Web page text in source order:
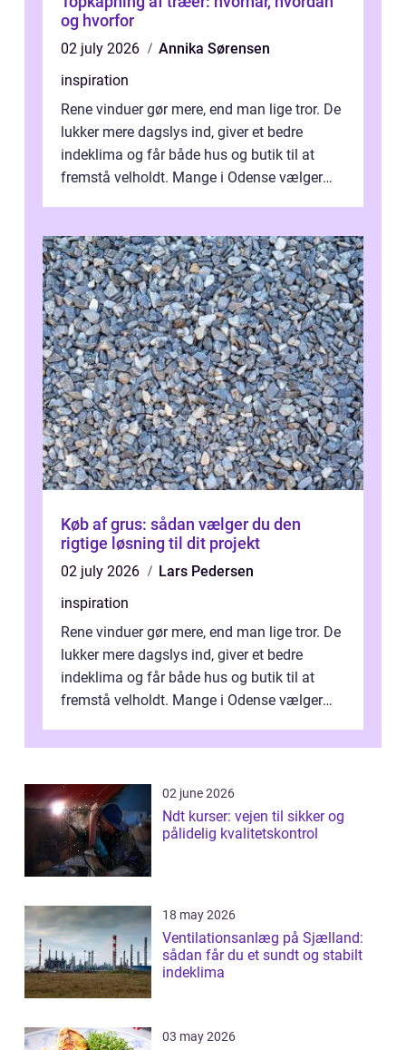
og hvorfor
02 july 2026
Annika Sørensen
inspiration
Rene vinduer gør mere, end man lige tror. De
lukker mere dagslys ind, giver et bedre
indeklima og får både hus og butik til at
fremstå velholdt. Mange i Odense vælger
Køb af grus: sådan vælger du den
rigtige løsning til dit projekt
02 july 2026
Lars Pedersen
inspiration
Rene vinduer gør mere, end man lige tror. De
lukker mere dagslys ind, giver et bedre
indeklima og får både hus og butik til at
fremstå velholdt. Mange i Odense vælger
02 june 2026
Ndt kurser: vejen til sikker og
pålidelig kvalitetskontrol
18 may 2026
Ventilationsanlæg på Sjælland:
sådan får du et sundt og stabilt
indeklima
03 may 2026